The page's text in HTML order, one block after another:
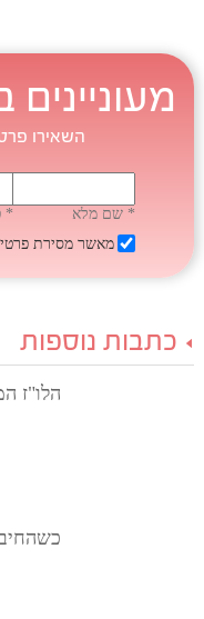
השאירו
* שם מלא
*
מאשר מסירת
כתבות נוספות
הלו"ז